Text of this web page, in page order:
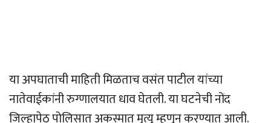
या अपघाताची माहिती मिळताच वसंत पाटील यांच्या
नातेवाईकांनी रुग्णालयात धाव घेतली. या घटनेची नोंद
जिल्हापेठ पोलिसात अकस्मात मृत्यू म्हणून करण्यात आली.